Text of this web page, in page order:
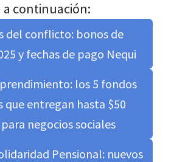
a continuación:
del conflicto: bonos de
y fechas de pago Nequi
los 5 fondos
que entregan hasta $50
negocios sociales
Pensional: nuevos